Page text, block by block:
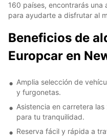
160 países, encontrarás una
para ayudarte a disfrutar al
Beneficios de
Europcar en
Amplia selección de
y furgonetas.
Asistencia en carretera
para tu tranquilidad.
Reserva fácil y rápida a